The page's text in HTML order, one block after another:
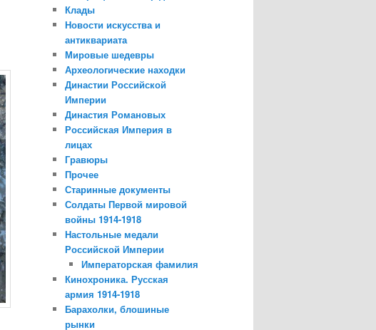
Клады
Новости искусства и
антиквариата
Мировые шедевры
Археологические находки
Династии Российской
Империи
Династия Романовых
Российская Империя в
лицах
Гравюры
Прочее
Старинные документы
Солдаты Первой мировой
войны 1914-1918
Настольные медали
Российской Империи
Императорская фамилия
Кинохроника. Русская
армия 1914-1918
Барахолки, блошиные
рынки